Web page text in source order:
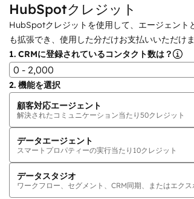
HubSpotクレジット
HubSpotクレジットを使用して、エージェント
も拡張でき、使用した分だけお支払いいただけま
1. CRMに登録されているコンタクト数は？
0 - 2,000
2. 機能を選択
顧客対応エージェント
解決されたコミュニケーション当たり 50クレジット
データエージェント
スマートプロパティーの実行当たり 10クレジット
データスタジオ
ワークフロー、セグメント、CRM同期、またはエク